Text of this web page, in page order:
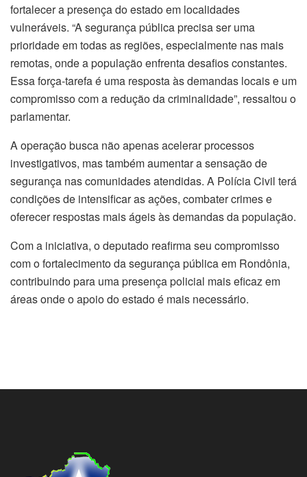
fortalecer a presença do estado em localidades
vulneráveis. “A segurança pública precisa ser uma
prioridade em todas as regiões, especialmente nas mais
remotas, onde a população enfrenta desafios constantes.
Essa força-tarefa é uma resposta às demandas locais e um
compromisso com a redução da criminalidade”, ressaltou o
parlamentar.
A operação busca não apenas acelerar processos
investigativos, mas também aumentar a sensação de
segurança nas comunidades atendidas. A Polícia Civil terá
condições de intensificar as ações, combater crimes e
oferecer respostas mais ágeis às demandas da população.
Com a iniciativa, o deputado reafirma seu compromisso
com o fortalecimento da segurança pública em Rondônia,
contribuindo para uma presença policial mais eficaz em
áreas onde o apoio do estado é mais necessário.